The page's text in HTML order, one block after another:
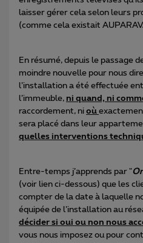
laisser gérer cela selon leurs
(comme cela existait
En résumé, depuis le passage
moindre nouvelle pour nous
l’installation a été effectuée
l’immeuble, ni quand, ni
raccordement, ni où
sera placé dans leur
quelles interventions
Entre-temps j’apprends par "
(voir lien ci-dessous) que les
compter de la date à laquelle
équipée de l’installation au
décider si oui ou non nous
vous nous imposez ou pour